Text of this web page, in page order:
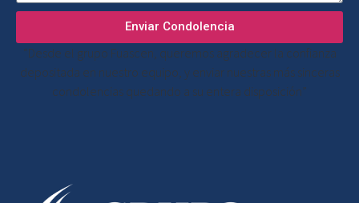
Enviar Condolencia
“Desde el grupo Fuascen, queremos agradecer la confianza
depositada en nuestro equipo, y enviar nuestras más sinceras
condolencias quedando a su entera disposición”